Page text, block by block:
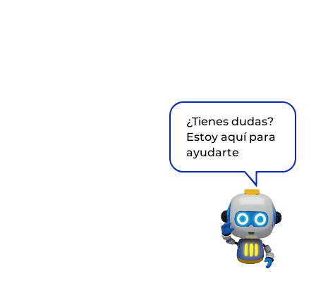
¿Tienes dudas?
Estoy aquí para
ayudarte